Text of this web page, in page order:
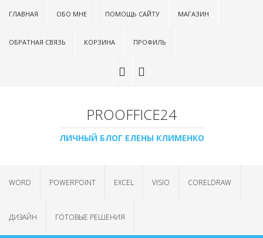
ГЛАВНАЯ ОБО МНЕ ПОМОЩЬ САЙТУ МАГАЗИН
ОБРАТНАЯ СВЯЗЬ КОРЗИНА ПРОФИЛЬ
PROOFFICE24
ЛИЧНЫЙ БЛОГ ЕЛЕНЫ КЛИМЕНКО
WORD POWERPOINT EXCEL VISIO CORELDRAW
ДИЗАЙН ГОТОВЫЕ РЕШЕНИЯ